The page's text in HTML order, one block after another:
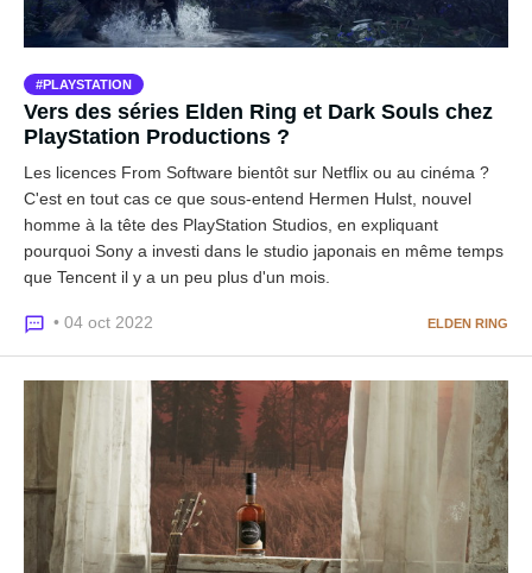
PLAYSTATION
Vers des séries Elden Ring et Dark Souls chez
PlayStation Productions ?
Les licences From Software bientôt sur Netflix ou au cinéma ?
C'est en tout cas ce que sous-entend Hermen Hulst, nouvel
homme à la tête des PlayStation Studios, en expliquant
pourquoi Sony a investi dans le studio japonais en même temps
que Tencent il y a un peu plus d'un mois.
• 04 oct 2022 ELDEN RING